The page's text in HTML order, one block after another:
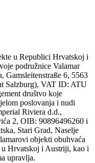
u Republici Hrvatskoj i
podružnice Valamar
Gamsleitenstraße 6, 5563
Salzburg), VAT ID: ATU
društvo koje
poslovanja i nudi
Riviera d.d.,
2, OIB: 90896496260 i
Stari Grad, Naselje
objekti obuhvaća
u Hrvatskoj i Austriji, kao i
upravlja.